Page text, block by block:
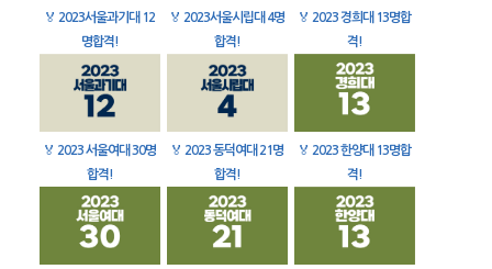
🏅 2023서울과기대 12
명합격!
🏅 2023서울시립대 4명
합격!
🏅 2023 경희대 13명합
격!
🏅 2023 서울여대 30명
합격!
🏅 2023 동덕여대 21명
합격!
🏅 2023 한양대 13명합
격!